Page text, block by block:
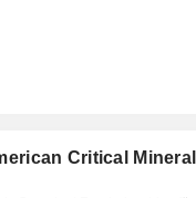
Critical